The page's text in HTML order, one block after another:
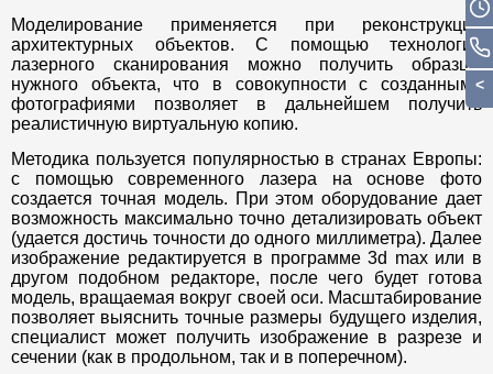
Моделирование применяется при реконструкции
архитектурных объектов. С помощью технологий
лазерного сканирования можно получить образцы
нужного объекта, что в совокупности с созданными
фотографиями позволяет в дальнейшем получить
реалистичную виртуальную копию.
Методика пользуется популярностью в странах Европы:
с помощью современного лазера на основе фото
создается точная модель. При этом оборудование дает
возможность максимально точно детализировать объект
(удается достичь точности до одного миллиметра). Далее
изображение редактируется в программе 3d max или в
другом подобном редакторе, после чего будет готова
модель, вращаемая вокруг своей оси. Масштабирование
позволяет выяснить точные размеры будущего изделия,
специалист может получить изображение в разрезе и
сечении (как в продольном, так и в поперечном).